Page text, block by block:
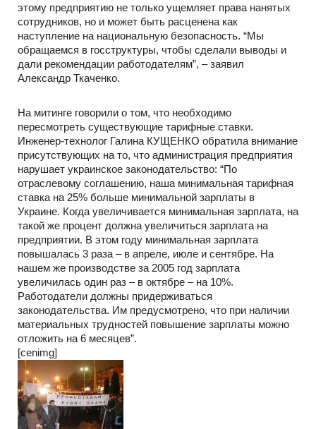
этому предприятию не только ущемляет права нанятых
сотрудников, но и может быть расценена как
наступление на национальную безопасность. “Мы
обращаемся в госструктуры, чтобы сделали выводы и
дали рекомендации работодателям”, – заявил
Александр Ткаченко.
На митинге говорили о том, что необходимо
пересмотреть существующие тарифные ставки.
Инженер-технолог Галина КУЩЕНКО обратила внимание
присутствующих на то, что администрация предприятия
нарушает украинское законодательство: “По
отраслевому соглашению, наша минимальная тарифная
ставка на 25% больше минимальной зарплаты в
Украине. Когда увеличивается минимальная зарплата, на
такой же процент должна увеличиться зарплата на
предприятии. В этом году минимальная зарплата
повышалась 3 раза – в апреле, июле и сентябре. На
нашем же производстве за 2005 год зарплата
увеличилась один раз – в октябре – на 10%.
Работодатели должны придерживаться
законодательства. Им предусмотрено, что при наличии
материальных трудностей повышение зарплаты можно
отложить на 6 месяцев”.
[cenimg]